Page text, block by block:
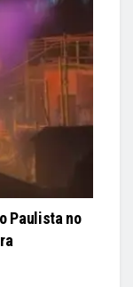
Paulista no